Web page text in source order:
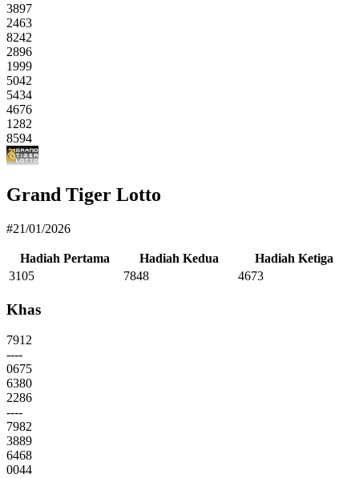
3897
2463
8242
2896
1999
5042
5434
4676
1282
8594
Grand Tiger Lotto
#21/01/2026
Hadiah Pertama Hadiah Kedua
Hadiah Ketiga
3105
7848 4673
Khas
7912
----
0675
6380
2286
----
7982
3889
6468
0044